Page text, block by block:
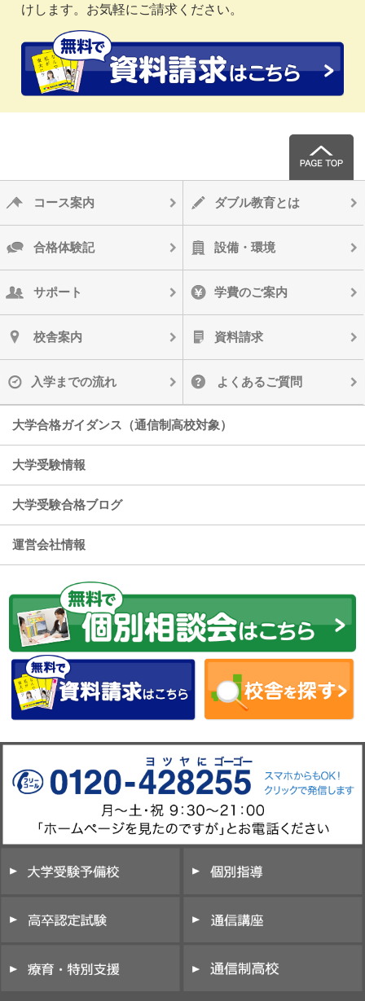
けします。お気軽にご請求ください。
コース案内 ダブル教育とは
合格体験記 設備・環境
サポート 学費のご案内
校舎案内 資料請求
入学までの流れ よくあるご質問
大学合格ガイダンス（通信制高校対象）
大学受験情報
大学受験合格ブログ
運営会社情報